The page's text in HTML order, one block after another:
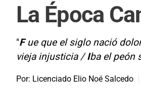
La Época
"F ue que el siglo nació
vieja injusticia /Iba el peón
Por: Licenciado Elio Noé Salcedo